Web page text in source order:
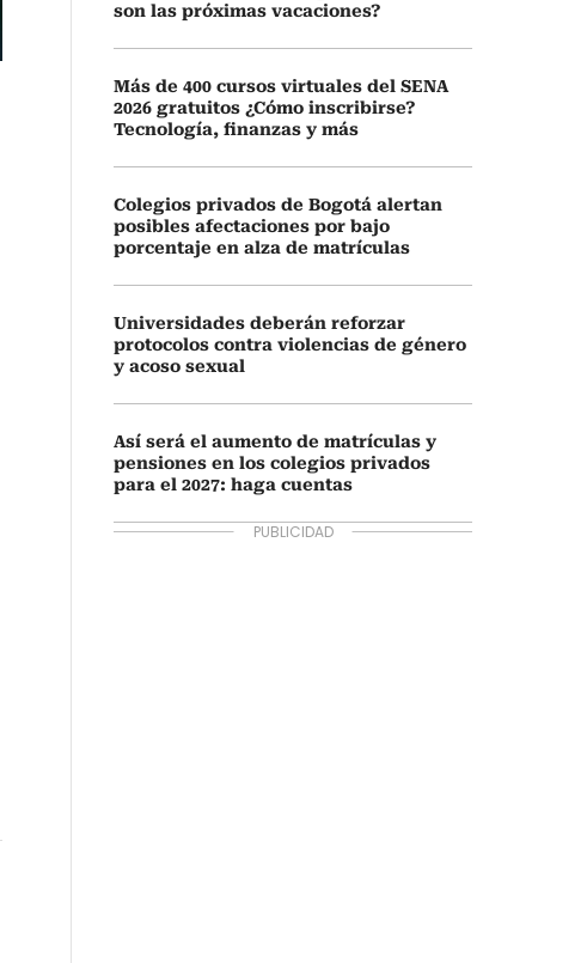
son las próximas vacaciones?
Más de 400 cursos virtuales del SENA
2026 gratuitos ¿Cómo inscribirse?
Tecnología, finanzas y más
Colegios privados de Bogotá alertan
posibles afectaciones por bajo
porcentaje en alza de matrículas
Universidades deberán reforzar
protocolos contra violencias de género
y acoso sexual
Así será el aumento de matrículas y
pensiones en los colegios privados
para el 2027: haga cuentas